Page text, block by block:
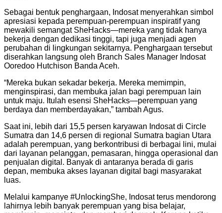
Sebagai bentuk penghargaan, Indosat menyerahkan simbol
apresiasi kepada perempuan-perempuan inspiratif yang
mewakili semangat SheHacks—mereka yang tidak hanya
bekerja dengan dedikasi tinggi, tapi juga menjadi agen
perubahan di lingkungan sekitarnya. Penghargaan tersebut
diserahkan langsung oleh Branch Sales Manager Indosat
Ooredoo Hutchison Banda Aceh.
“Mereka bukan sekadar bekerja. Mereka memimpin,
menginspirasi, dan membuka jalan bagi perempuan lain
untuk maju. Itulah esensi SheHacks—perempuan yang
berdaya dan memberdayakan,” tambah Agus.
Saat ini, lebih dari 15,5 persen karyawan Indosat di Circle
Sumatra dan 14,6 persen di regional Sumatra bagian Utara
adalah perempuan, yang berkontribusi di berbagai lini, mulai
dari layanan pelanggan, pemasaran, hingga operasional dan
penjualan digital. Banyak di antaranya berada di garis
depan, membuka akses layanan digital bagi masyarakat
luas.
Melalui kampanye #UnlockingShe, Indosat terus mendorong
lahirnya lebih banyak perempuan yang bisa belajar,